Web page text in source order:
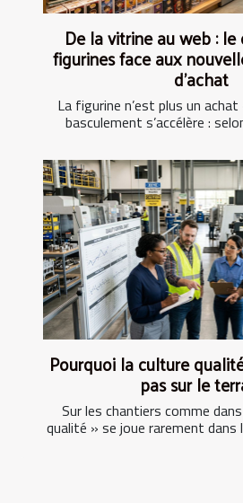
De la vitrine au web :
figurines face aux
d’achat
La figurine n’est plus un achat
basculement s’accélère :
Pourquoi la culture
pas sur le
Sur les chantiers comme
qualité » se joue rarement dans